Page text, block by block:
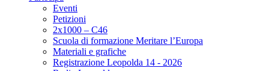
Eventi
Petizioni
2x1000 – C46
Scuola di formazione Meritare l’Europa
Materiali e grafiche
Registrazione Leopolda 14 - 2026